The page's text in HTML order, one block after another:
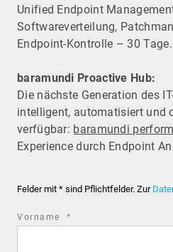
Unified Endpoint
Software­verteilung,
Endpoint-Kontrolle – 30 Tage.
baramundi Proactive Hub:
Die nächste Generation des
intelligent, automatisiert und
verfügbar: baramundi
Experience durch Endpoint
Felder mit * sind Pflichtfelder. Zur
Vorname *